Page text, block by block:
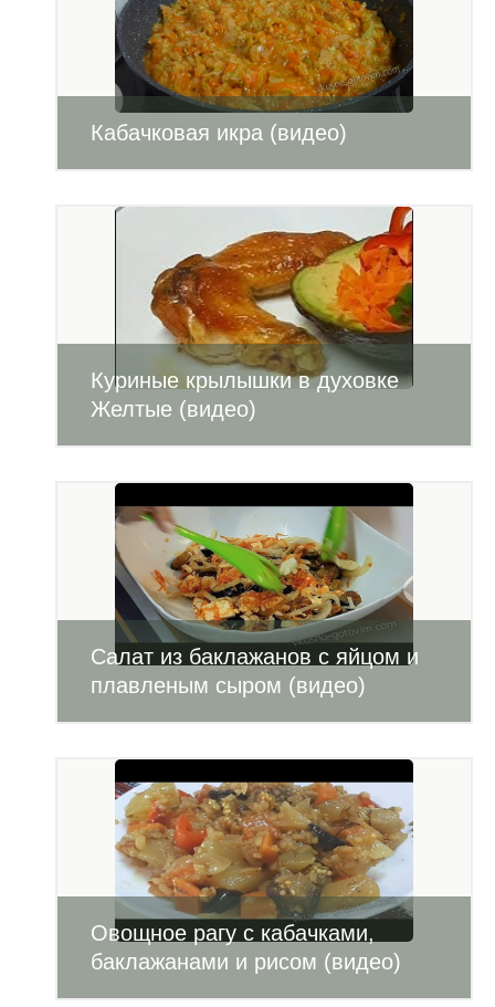
Кабачковая икра (видео)
Куриные крылышки в духовке
Желтые (видео)
Салат из баклажанов с яйцом и
плавленым сыром (видео)
Овощное рагу с кабачками,
баклажанами и рисом (видео)